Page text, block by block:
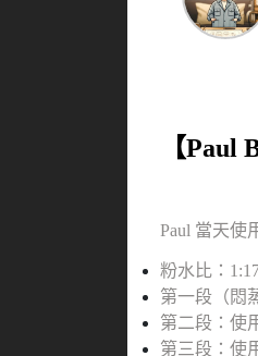
【Paul
Paul 當天使
粉水比：
第一段（悶
第二段：使
第三段：使